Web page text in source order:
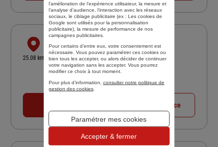
25.08 km
RUE DU PORT
83240 CAVALAIRE SUR MER
Fermé aujourd'hui
Voir la fiche agence
l'amélioration de l’expérience utilisateur, la mesure et
l’analyse d’audience, l’interaction avec les réseaux
sociaux, le ciblage publicitaire (ex : Les cookies de
Google sont utilisés pour la personnalisation
publicitaire), la mesure de performance de nos
campagnes publicitaires.
Pour certains d’entre eux, votre consentement est
nécessaire. Vous pouvez paramétrer ces cookies ou
bien tous les accepter, ou alors décider de continuer
votre navigation sans les accepter. Vous pourrez
modifier ce choix à tout moment.
Pour plus d’information, consulter notre politique de
gestion des cookies.
Paramétrer mes cookies
Accepter & fermer